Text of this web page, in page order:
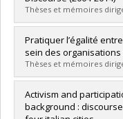
Lien vers le document
Thèses et mémoires
Diplômé(e) :Vuoristo,
Cycle :Doctorat
Diplôme obtenu :Ph.
Lien vers le document
Pratiquer l’égalité
sein des organisations
Thèses et mémoires
Diplômé(e) :Paré,
Cycle :Doctorat
Activism and
background :